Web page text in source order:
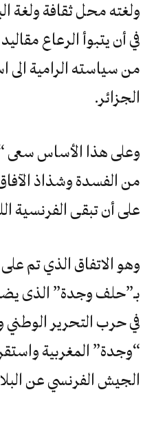
ولغته محل ثقافة ولغة
في أن يتبوأ الرعاع
من سياسته الرامية الى
الجزائر.
وعلى هذا الأساس سعى
من الفسدة وشذاذ
على أن تبقى الفرنسية
وهو الاتفاق الذي تم
بـ”حلف وجدة” الذى
في حرب التحرير الوطني
“وجدة” المغربية
الجيش الفرنسي عن